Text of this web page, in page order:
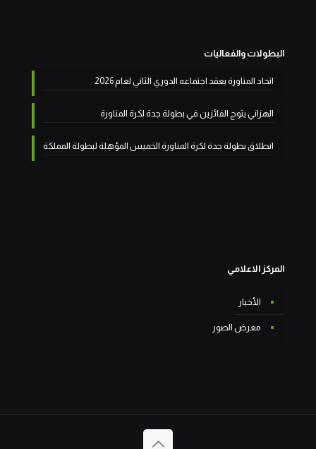
البطولات والفعاليات
اتحاد المناورة يعقد اجتماعه الدوري الثاني لعام 2026
الهزاني يتوج الفائزين في بطولة جدة لكرة المناورة
انطلاق بطولة جدة لكرة المناورة الخميس المؤهِلة لبطولة المملكة
المركز الاعلامي
الأخبار
معرض الصور